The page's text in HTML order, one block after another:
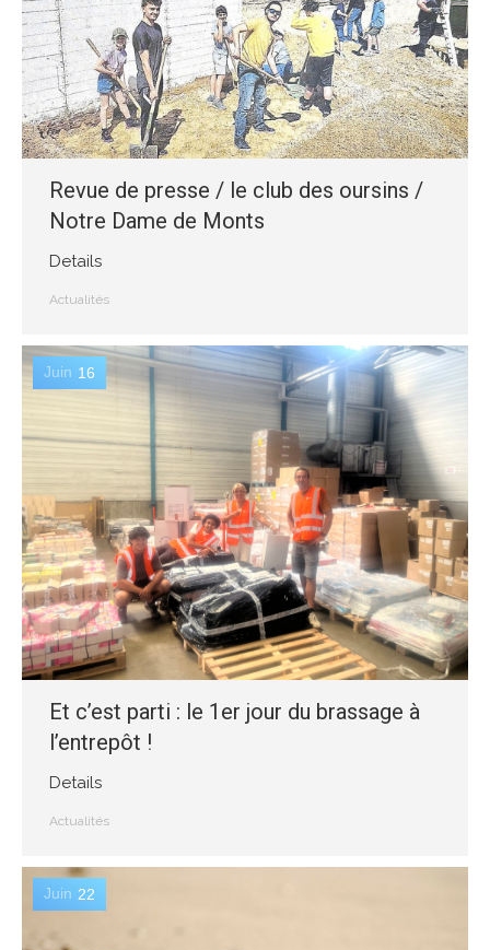
Revue de presse / le club des oursins /
Notre Dame de Monts
Details
Actualités
Juin 16
Et c’est parti : le 1er jour du brassage à
l’entrepôt !
Details
Actualités
Juin 22